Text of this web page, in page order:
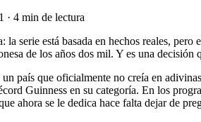
· 4 min de lectura
serie está basada en hechos reales,
de los años dos mil. Y es una
país que oficialmente no creía en
Guinness en su categoría. En los
ahora se le dedica hace falta dejar de